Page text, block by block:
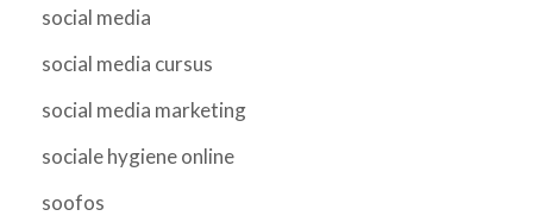
social media
social media cursus
social media marketing
sociale hygiene online
soofos